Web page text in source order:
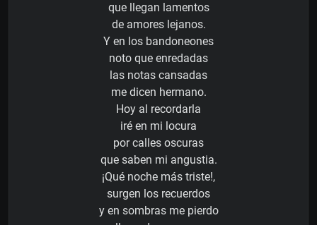
que llegan lamentos
de amores lejanos.
Y en los bandoneones
noto que enredadas
las notas cansadas
me dicen hermano.
Hoy al recordarla
iré en mi locura
por calles oscuras
que saben mi angustia.
¡Qué noche más triste!,
surgen los recuerdos
y en sombras me pierdo